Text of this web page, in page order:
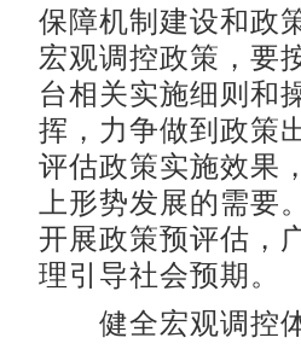
保障机制建设和政
宏观调控政策，要
台相关实施细则和
挥，力争做到政策
评估政策实施效果
上形势发展的需要
开展政策预评估，
理引导社会预期。
健全宏观调控体